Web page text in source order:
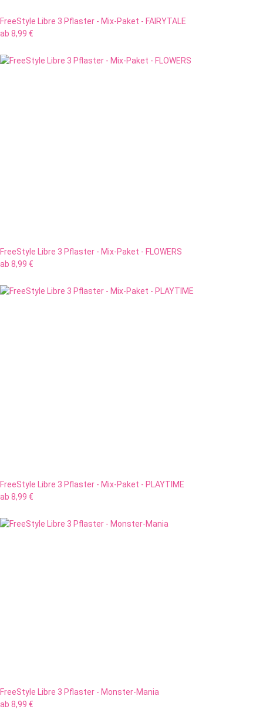
FreeStyle Libre 3 Pflaster - Mix-Paket - FAIRYTALE
ab 8,99 €
FreeStyle Libre 3 Pflaster - Mix-Paket - FLOWERS
ab 8,99 €
FreeStyle Libre 3 Pflaster - Mix-Paket - PLAYTIME
ab 8,99 €
FreeStyle Libre 3 Pflaster - Monster-Mania
ab 8,99 €